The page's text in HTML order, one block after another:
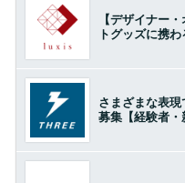
【デザイナー
トグッズに携わ
さまざまな表
募集【経験者・